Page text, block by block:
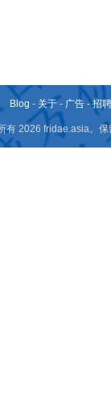
Blog - 关于 - 广告 -招
有 2026 fridae.asia。